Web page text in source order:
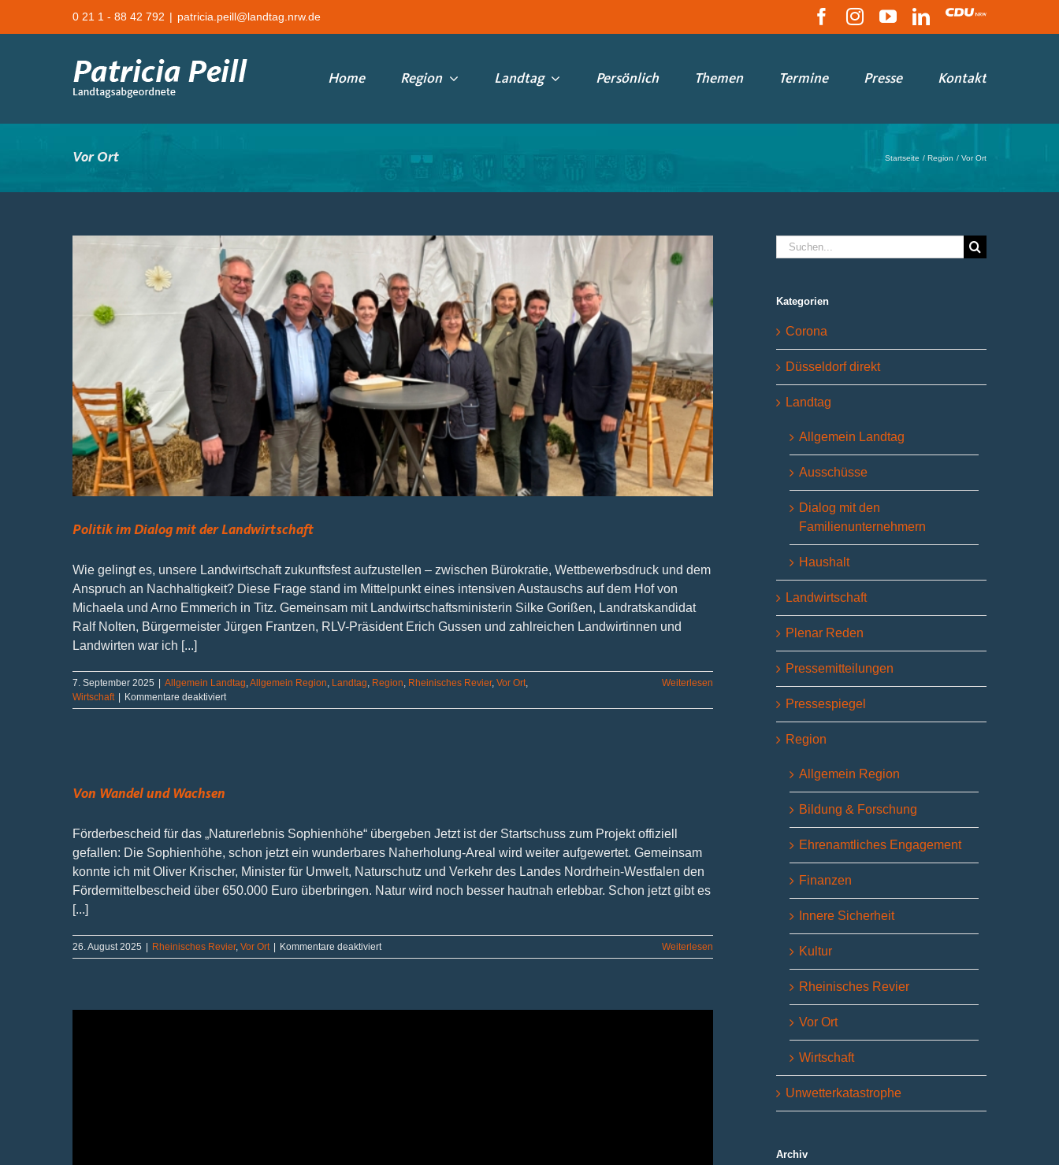
0 21 1 - 88 42 792 | patricia.peill@landtag.nrw.de Facebook
Instagram
YouTubeLinkedIn
CDU
Home Region Landtag Persönlich Themen Termine Presse Kontakt
Vor Ort Startseite Region Vor Ort
Politik im Dialog mit der Landwirtschaft
Wie gelingt es, unsere Landwirtschaft zukunftsfest aufzustellen – zwischen Bürokratie, Wettbewerbsdruck und dem
Anspruch an Nachhaltigkeit? Diese Frage stand im Mittelpunkt eines intensiven Austauschs auf dem Hof von
Michaela und Arno Emmerich in Titz. Gemeinsam mit Landwirtschaftsministerin Silke Gorißen, Landratskandidat
Ralf Nolten, Bürgermeister Jürgen Frantzen, RLV-Präsident Erich Gussen und zahlreichen Landwirtinnen und
Landwirten war ich [...]
7. September 2025 | Allgemein Landtag Allgemein Region Landtag Region Rheinisches Revier, Vor Ort
Wirtschaft | Kommentare deaktiviertfür
Politik
Weiterlesen
Von Wandel und Wachsen
Förderbescheid für das „Naturerlebnis Sophienhöhe“ übergeben Jetzt ist der Startschuss zum Projekt offiziell
gefallen: Die Sophienhöhe, schon jetzt ein wunderbares Naherholung-Areal wird weiter aufgewertet. Gemeinsam
konnte ich mit Oliver Krischer, Minister für Umwelt, Naturschutz und Verkehr des Landes Nordrhein-Westfalen den
Fördermittelbescheid über 650.000 Euro überbringen. Natur wird noch besser hautnah erlebbar. Schon jetzt gibt es
[...]
26. August 2025 | Rheinisches Revier, Vor Ort | Kommentare deaktiviertfür
Von
Weiterlesen
Suche
nach:
Kategorien
Corona
Düsseldorf direkt
Landtag
Allgemein Landtag
Ausschüsse
Dialog mit den
Familienunternehmern
Haushalt
Landwirtschaft
Plenar Reden
Pressemitteilungen
Pressespiegel
Region
Allgemein Region
Bildung & Forschung
Ehrenamtliches Engagement
Finanzen
Innere Sicherheit
Kultur
Rheinisches Revier
Vor Ort
Wirtschaft
Unwetterkatastrophe
Archiv